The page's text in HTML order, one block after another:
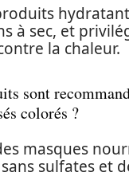
à sec, et
la chaleur.
sont
colorés ?
masques
sulfates et